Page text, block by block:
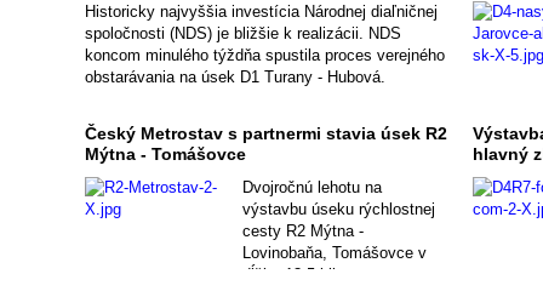
Historicky najvyššia investícia Národnej diaľničnej
spoločnosti (NDS) je bližšie k realizácii. NDS
koncom minulého týždňa spustila proces verejného
obstarávania na úsek D1 Turany - Hubová.
Český Metrostav s partnermi stavia úsek R2
Mýtna - Tomášovce
Dvojročnú lehotu na
výstavbu úseku rýchlostnej
cesty R2 Mýtna -
Lovinobaňa, Tomášovce v
dĺžke 13,5 kilometra
hlavný